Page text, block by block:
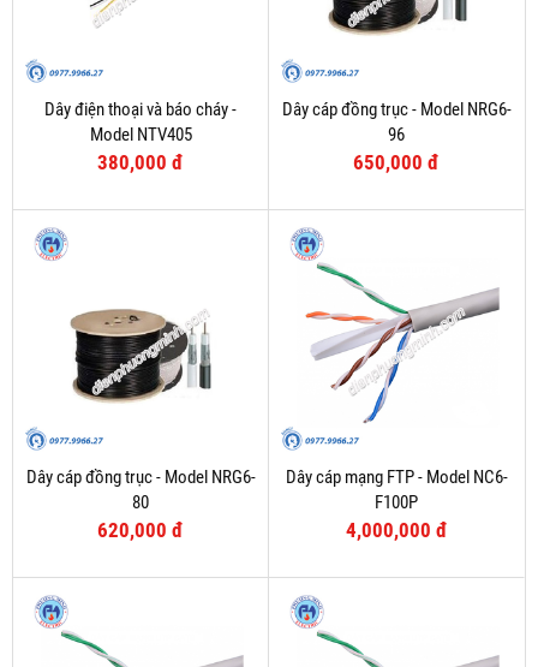
Dây điện thoại và báo cháy -
Model NTV405
380,000 đ
Dây cáp đồng trục - Model NRG6-
96
650,000 đ
Dây cáp đồng trục - Model NRG6-
80
620,000 đ
Dây cáp mạng FTP - Model NC6-
F100P
4,000,000 đ